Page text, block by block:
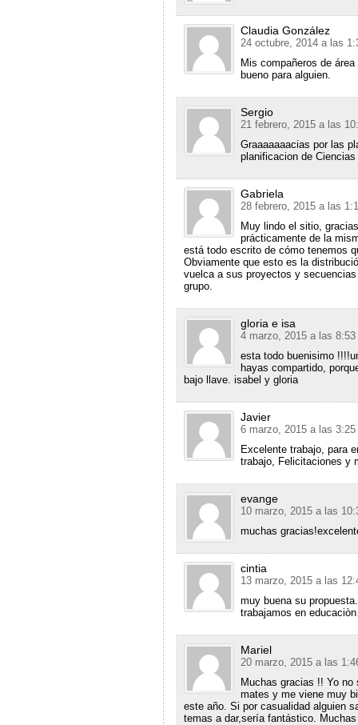
Claudia González
24 octubre, 2014 a las
Mis compañeros de
bueno para alguien.
Sergio
21 febrero, 2015 a las
Graaaaaaacias por las
planificacion de
Gabriela
28 febrero, 2015 a las
Muy lindo el sitio,
prácticamente de la
está todo escrito de cómo tenemos
Obviamente que esto es la
vuelca a sus proyectos y
grupo.
gloria e isa
4 marzo, 2015 a las 8:53
esta todo buenisimo
hayas compartido,
bajo llave. isabel y gloria
Javier
6 marzo, 2015 a las 3:25
Excelente trabajo, para
trabajo, Felicitaciones y
evange
10 marzo, 2015 a las
muchas
cintia
13 marzo, 2015 a las
muy buena su
trabajamos en
Mariel
20 marzo, 2015 a las
Muchas gracias !! Yo
mates y me viene muy
este año. Si por casualidad alguien
temas a dar,sería fantástico.